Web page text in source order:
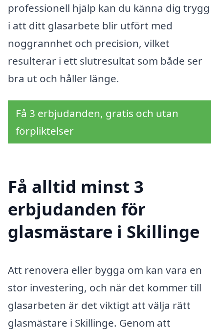
professionell hjälp kan du känna dig trygg
i att ditt glasarbete blir utfört med
noggrannhet och precision, vilket
resulterar i ett slutresultat som både ser
bra ut och håller länge.
Få 3 erbjudanden, gratis och utan
förpliktelser
Få alltid minst 3
erbjudanden för
glasmästare i Skillinge
Att renovera eller bygga om kan vara en
stor investering, och när det kommer till
glasarbeten är det viktigt att välja rätt
glasmästare i Skillinge. Genom att